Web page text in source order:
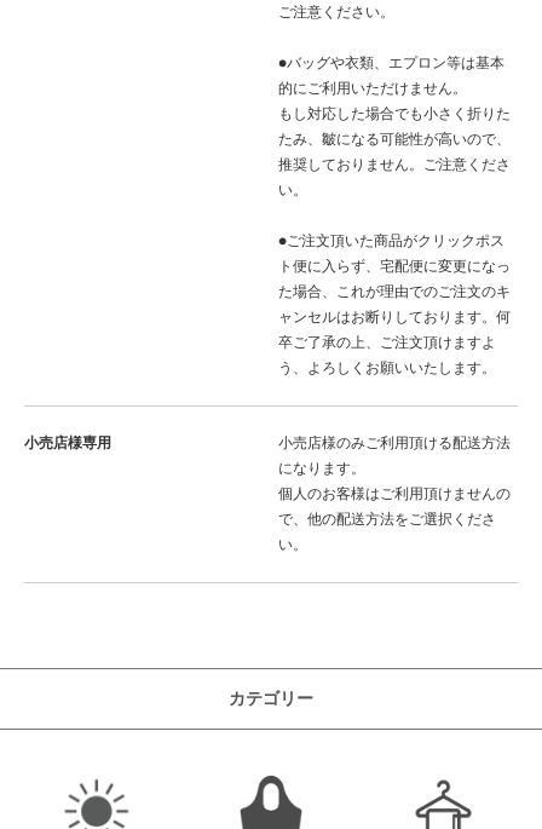
ご注意ください。
●バッグや衣類、エプロン等は基本
的にご利用いただけません。
もし対応した場合でも小さく折りた
たみ、皺になる可能性が高いので、
推奨しておりません。ご注意くださ
い。
●ご注文頂いた商品がクリックポス
ト便に入らず、宅配便に変更になっ
た場合、これが理由でのご注文のキ
ャンセルはお断りしております。何
卒ご了承の上、ご注文頂けますよ
う、よろしくお願いいたします。
小売店様専用
小売店様のみご利用頂ける配送方法
になります。
個人のお客様はご利用頂けませんの
で、他の配送方法をご選択くださ
い。
カテゴリー